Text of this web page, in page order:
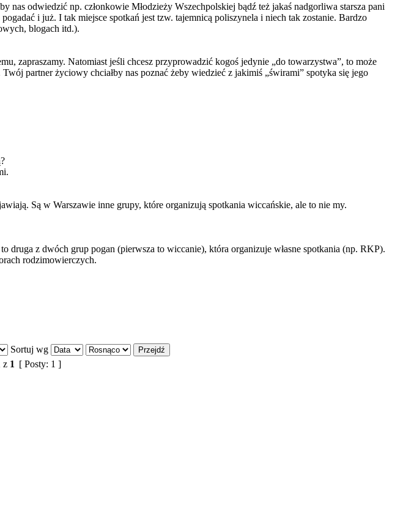
odwiedzić np. członkowie Młodzieży Wszechpolskiej bądź też jakaś nadgorliwa starsza pani
i już. I tak miejsce spotkań jest tzw. tajemnicą poliszynela i niech tak zostanie. Bardzo
blogach itd.).
zapraszamy. Natomiast jeśli chcesz przyprowadzić kogoś jedynie „do towarzystwa”, to może
partner życiowy chciałby nas poznać żeby wiedzieć z jakimiś „świrami” spotyka się jego
Są w Warszawie inne grupy, które organizują spotkania wiccańskie, ale to nie my.
druga z dwóch grup pogan (pierwsza to wiccanie), która organizuje własne spotkania (np. RKP).
rodzimowierczych.
Sortuj wg
z 1 [ Posty: 1 ]